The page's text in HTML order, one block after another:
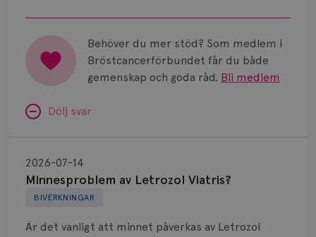
Behöver du mer stöd? Som medlem i
Bröstcancerförbundet får du både
gemenskap och goda råd. Bli medlem
Dölj svar
BIVERKNINGAR
Minnesproblem av Letrozol Viatris?
2026-07-14
Är det vanligt att minnet påverkas av Letrozol
Letrozol
Viatris?